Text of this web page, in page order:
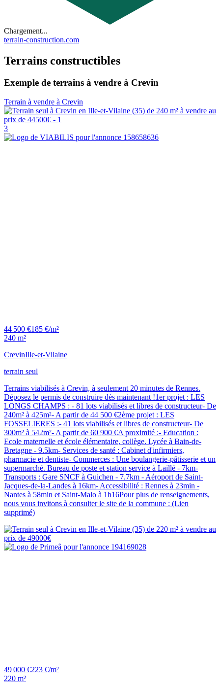
Chargement...
terrain-construction.com
Terrains constructibles
Exemple de terrains à vendre à Crevin
Terrain à vendre à Crevin
3
44 500 €185 €/m²
240 m²
CrevinIlle-et-Vilaine
terrain seul
Terrains viabilisés à Crevin, à seulement 20 minutes de Rennes.
Déposez le permis de construire dès maintenant !1er projet : LES
LONGS CHAMPS : - 81 lots viabilisés et libres de constructeur- De
240m² à 425m²- A partir de 44 500 €2ème projet : LES
FOSSELIERES :- 41 lots viabilisés et libres de constructeur- De
300m² à 542m²- A partir de 60 900 €A proximité :- Education :
Ecole maternelle et école élémentaire, collège. Lycée à Bain-de-
Bretagne - 9.5km- Services de santé : Cabinet d'infirmiers,
pharmacie et dentiste- Commerces : Une boulangerie-pâtisserie et un
supermarché. Bureau de poste et station service à Laillé - 7km-
Transports : Gare SNCF à Guichen - 7.7km - Aéroport de Saint-
Jacques-de-la-Landes à 16km- Accessibilité : Rennes à 23min -
Nantes à 58min et Saint-Malo à 1h16Pour plus de renseignements,
nous vous invitons à consulter le site de la commune : (Lien
supprimé)
49 000 €223 €/m²
220 m²